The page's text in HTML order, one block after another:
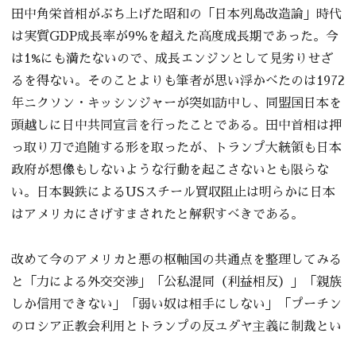
田中角栄首相がぶち上げた昭和の「日本列島改造論」時代
は実質GDP成長率が9％を超えた高度成長期であった。今
は1%にも満たないので、成長エンジンとして見劣りせざ
るを得ない。そのことよりも筆者が思い浮かべたのは1972
年ニクソン・キッシンジャーが突如訪中し、同盟国日本を
頭越しに日中共同宣言を行ったことである。田中首相は押
っ取り刀で追随する形を取ったが、トランプ大統領も日本
政府が想像もしないような行動を起こさないとも限らな
い。日本製鉄によるUSスチール買収阻止は明らかに日本
はアメリカにさげすまされたと解釈すべきである。
改めて今のアメリカと悪の枢軸国の共通点を整理してみる
と「力による外交交渉」「公私混同（利益相反）」「親族
しか信用できない」「弱い奴は相手にしない」「プーチン
のロシア正教会利用とトランプの反ユダヤ主義に制裁とい